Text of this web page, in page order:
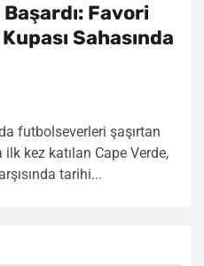
Favori
Sahasında
futbolseverleri şaşırtan
kez katılan Cape Verde,
tarihi...